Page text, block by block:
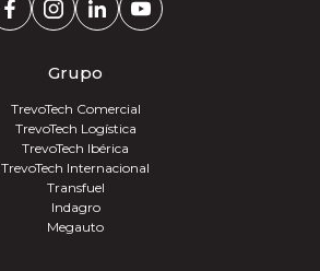
Grupo
TrevoTech Comercial
TrevoTech Logística
TrevoTech Ibérica
TrevoTech Internacional
Transfuel
Indagro
Megauto